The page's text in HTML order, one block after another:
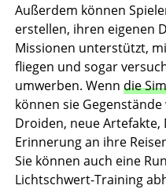
Außerdem können
erstellen, ihren eigenen
Missionen unterstützt,
fliegen und sogar
umwerben. Wenn die
können sie
Droiden, neue Artefakte,
Erinnerung an ihre
Sie können auch eine
Lichtschwert-Training